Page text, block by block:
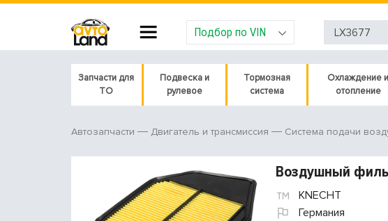
Подбор по VIN
Запчасти для
ТО
Подвеска и
рулевое
Тормозная
система
Охлаждение и
отопление
Автозапчасти Двигатель и трансмиссия Система подачи
Воздушный
KNECHT
Германия